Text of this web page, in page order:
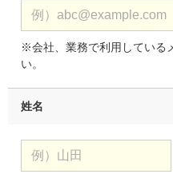
会社、業務で利用している
い。
姓名